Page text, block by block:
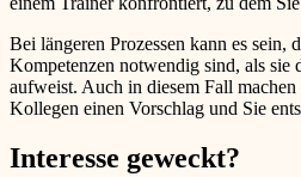
Bei längeren Prozessen kann es sein,
Kompetenzen notwendig sind, als sie
aufweist. Auch in diesem Fall
Kollegen einen Vorschlag und Sie
Interesse geweckt?